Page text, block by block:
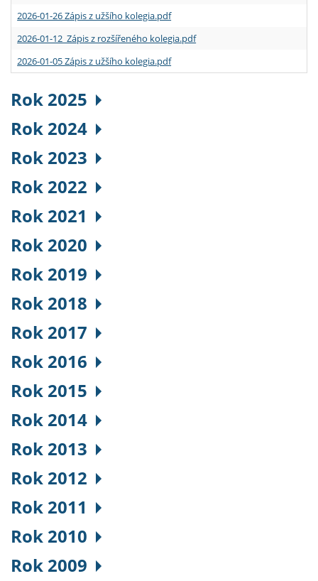
2026-01-26 Zápis z užšího kolegia.pdf
2026-01-12 Zápis z rozšířeného kolegia.pdf
2026-01-05 Zápis z užšího kolegia.pdf
Rok 2025
Rok 2024
Rok 2023
Rok 2022
Rok 2021
Rok 2020
Rok 2019
Rok 2018
Rok 2017
Rok 2016
Rok 2015
Rok 2014
Rok 2013
Rok 2012
Rok 2011
Rok 2010
Rok 2009